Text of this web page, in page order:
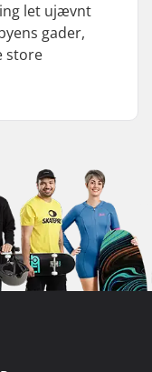
let ujævnt
gader,
store